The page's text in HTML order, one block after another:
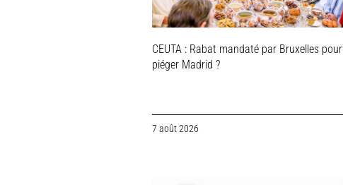
CEUTA : Rabat mandaté par Bruxelles pour
piéger Madrid ?
7 août 2026